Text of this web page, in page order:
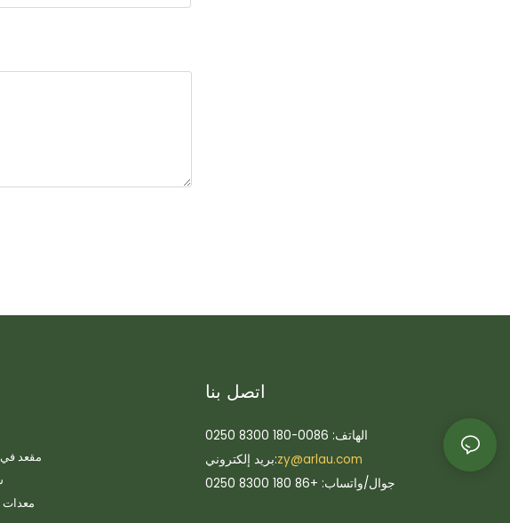
مقعد في
معدات
اتصل بنا
الهاتف: 0086-180 8300 0250
بريد إلكتروني:zy@arlau.com
جوال/واتساب: +86 180 8300 0250